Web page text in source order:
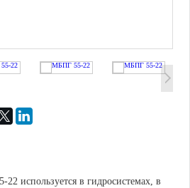
используется в гидросистемах, в